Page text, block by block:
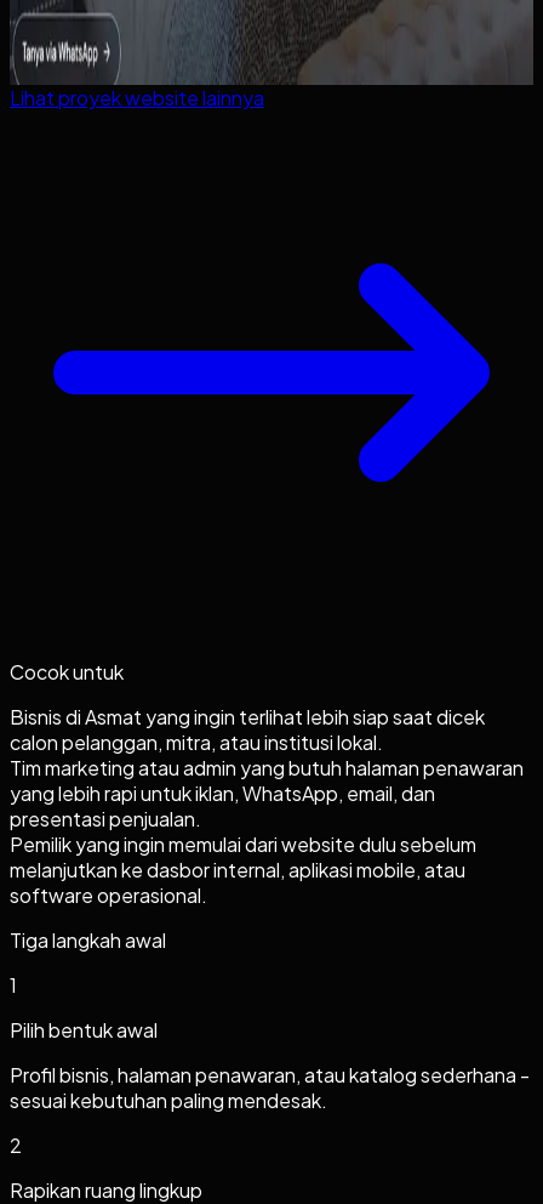
Lihat proyekwebsitelainnya
Cocok untuk
Bisnis di Asmat yang ingin terlihat lebih siap saat dicek
calon pelanggan, mitra, atau institusi lokal.
Tim marketing atau admin yang butuh halaman penawaran
yang lebih rapi untuk iklan, WhatsApp, email, dan
presentasi penjualan.
Pemilik yang ingin memulai dari website dulu sebelum
melanjutkan ke dasbor internal, aplikasi mobile, atau
software operasional.
Tiga langkah awal
1
Pilih bentuk awal
Profil bisnis, halaman penawaran, atau katalog sederhana -
sesuai kebutuhan paling mendesak.
2
Rapikan ruang lingkup